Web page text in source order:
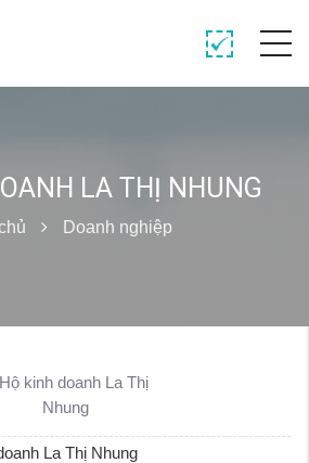
LA THỊ NHUNG
Doanh nghiệp
La Thị Nhung